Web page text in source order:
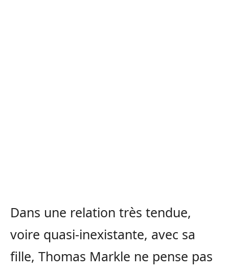
Dans une relation très tendue,
voire quasi-inexistante, avec sa
fille, Thomas Markle ne pense pas